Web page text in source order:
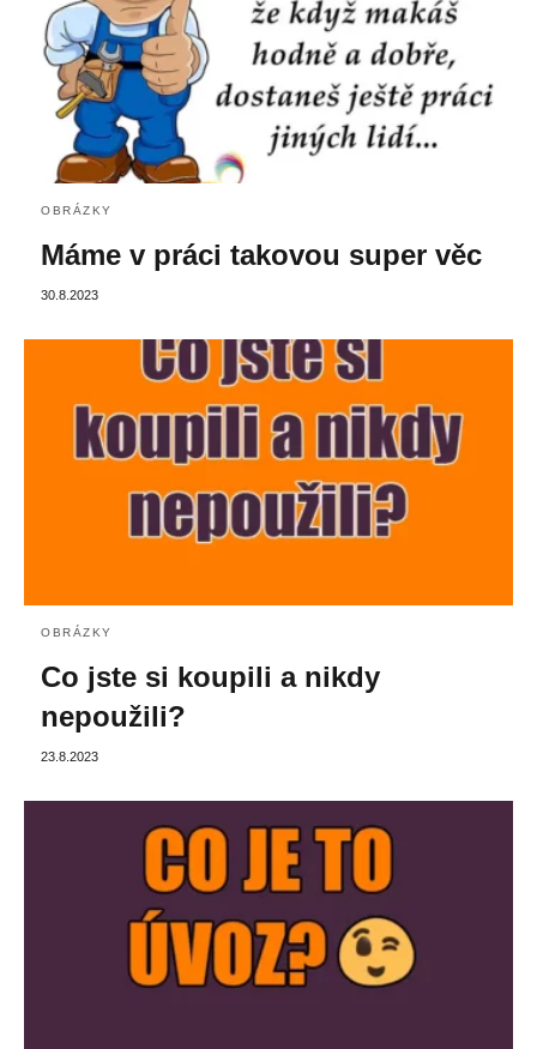
OBRÁZKY
Máme v práci takovou super věc
30.8.2023
OBRÁZKY
Co jste si koupili a nikdy
nepoužili?
23.8.2023